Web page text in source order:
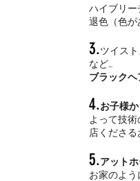
ハイブリ
退色（色が
3.ツイス
など…
ブラック
4.お子様
よって技
店くださ
5.アット
お家のよ